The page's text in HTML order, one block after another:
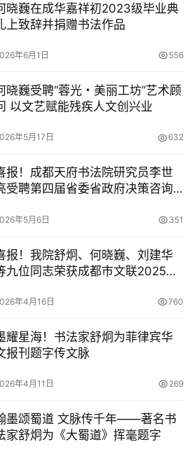
晓巍在成华嘉祥初2023级毕业典
上致辞并捐赠书法作品
年6月1日 556
晓巍受聘“蓉光・美丽工坊”艺术顾
以文艺赋能残疾人文创兴业
年5月17日 632
报！成都天府书法院研究员李世
受聘第四届省委省政府决策咨询
年5月6日 351
报！我院舒炯、何晓巍、刘建华
九位同志荣获成都市文联2025年
年4月16日 760
耀星海！书法家舒炯为菲律宾华
报刊题字传文脉
年4月11日 269
墨颂蜀道 文脉传千年——著名书
家舒炯为《大蜀道》挥毫题字